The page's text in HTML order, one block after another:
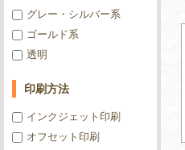
グレー・シルバー系
ゴールド系
透明
印刷方法
インクジェット印刷
オフセット印刷